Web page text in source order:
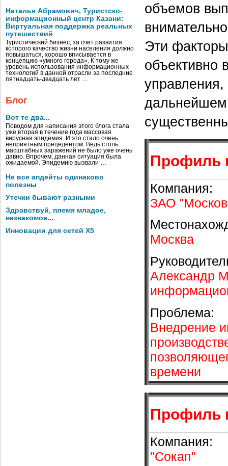
Наталья Абрамович, Туристско-
информационный центр Казани:
Виртуальная поддержка реальных
путешествий
Туристический бизнес, за счет развития
которого качество жизни населения должно
повышаться, хорошо вписывается в
концепцию «умного города». К тому же
уровень использования информационных
технологий в данной отрасли за последние
пятнадцать-двадцать лет …
Блог
Вот те два...
Поводом для написания этого блога стала
уже вторая в течение года массовая
вирусная эпидемия. И это стало очень
неприятным прецедентом. Ведь столь
масштабных заражений не было уже очень
давно. Впрочем, данная ситуация была
ожидаемой. Эпидемию вызвали …
Не все апдейты одинаково
полезны
Утечки бывают разными
Здравствуй, племя младое,
незнакомое...
Инновации для сетей X5
объемов
Эти
объективно
Профиль
Компания:
ЗАО
Москва
Александр
Проблема:
Внедрение
времени
Профиль
Компания:
"Сокап"